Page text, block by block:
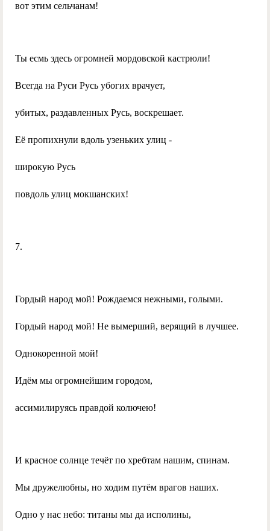
вот этим сельчанам!
Ты есмь здесь огромней мордовской кастрюли!
Всегда на Руси Русь убогих врачует,
убитых, раздавленных Русь, воскрешает.
Её пропихнули вдоль узеньких улиц -
широкую Русь
повдоль улиц мокшанских!
7.
Гордый народ мой! Рождаемся нежными, голыми.
Гордый народ мой! Не вымерший, верящий в лучшее.
Однокоренной мой!
Идём мы огромнейшим городом,
ассимилируясь правдой колючею!
И красное солнце течёт по хребтам нашим, спинам.
Мы дружелюбны, но ходим путём врагов наших.
Одно у нас небо: титаны мы да исполины,